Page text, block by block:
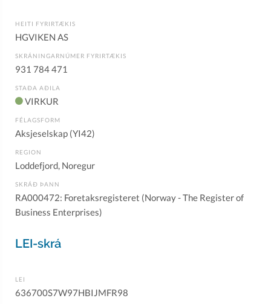
HEITI FYRIRTÆKIS
HGVIKEN AS
SKRÁNINGARNÚMER FYRIRTÆKIS
931 784 471
STAÐA AÐILA
VIRKUR
FÉLAGSFORM
Aksjeselskap (YI42)
REGION
Loddefjord, Noregur
SKRÁÐ ÞANN
RA000472: Foretaksregisteret (Norway - The Register of
Business Enterprises)
LEI-skrá
LEI
636700S7W97HBIJMFR98